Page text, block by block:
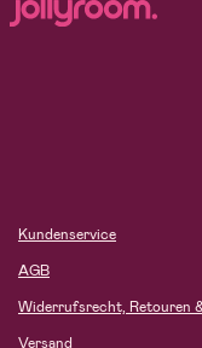
Kundenservice
AGB
Widerrufsrecht, Retouren
Versand